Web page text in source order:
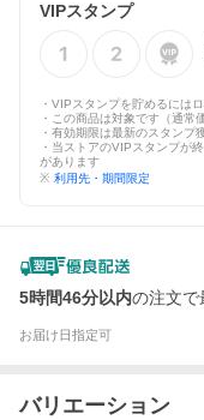
VIPスタンプ
・VIPスタンプを貯めるには
・この商品は対象です（通常
・有効期限は最新のスタンプ
・当ストアのVIPスタンプが
があります
※ 利用先・期間限定
5時間46分以内の注文で
お届け日指定可
バリエーション